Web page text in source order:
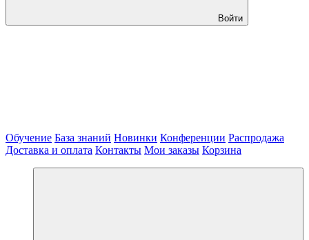
Войти
Обучение База знаний Новинки Конференции Распродажа
Доставка и оплата Контакты Мои заказы Корзина